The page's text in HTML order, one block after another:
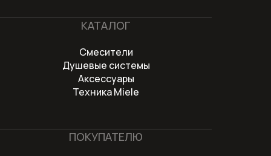
КАТАЛОГ
Смесители
Душевые системы
Аксессуары
Техника Miele
ПОКУПАТЕЛЮ